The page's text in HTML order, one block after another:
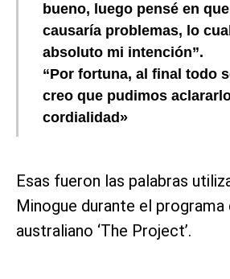
bueno, luego pensé en
causaría problemas, lo
absoluto mi intención”.
“Por fortuna, al final todo
creo que pudimos
cordialidad»
Esas fueron las palabras
Minogue durante el
australiano ‘The Project’.